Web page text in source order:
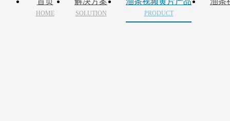
HOME SOLUTION PRODUCT